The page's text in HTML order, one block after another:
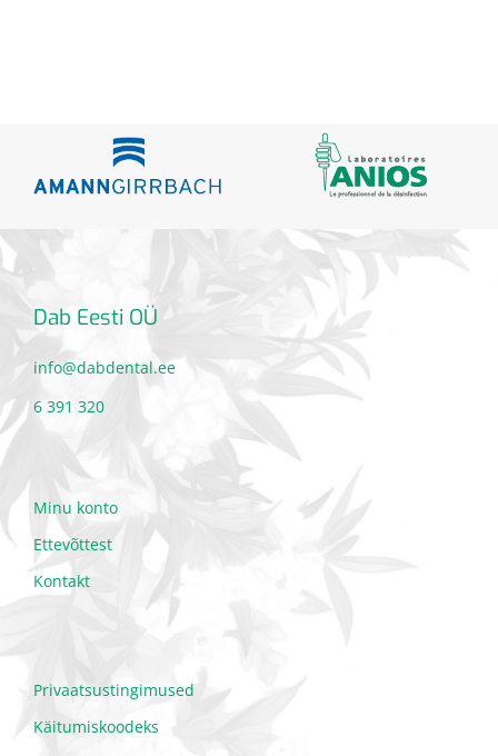
Dab Eesti OÜ
info@dabdental.ee
6 391 320
Minu konto
Ettevõttest
Kontakt
Privaatsustingimused
Käitumiskoodeks